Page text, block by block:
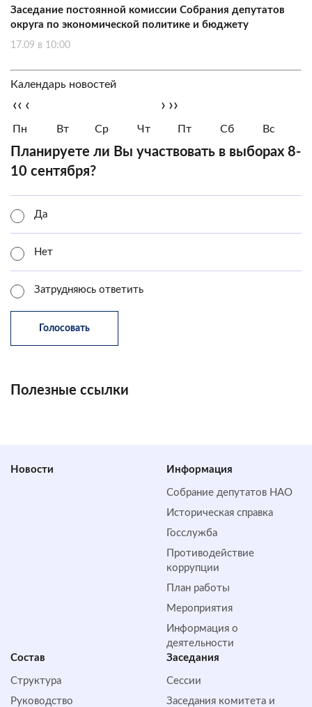
Заседание постоянной комиссии Собрания депутатов
округа по экономической политике и бюджету
17.09 в 10:00
Календарь новостей
‹‹ ‹ › ››
Пн Вт Ср Чт Пт Сб Вс
Планируете ли Вы участвовать в выборах 8-
10 сентября?
Да
Нет
Затрудняюсь ответить
Полезные ссылки
Новости Информация
Собрание депутатов НАО
Историческая справка
Госслужба
Противодействие
коррупции
План работы
Мероприятия
Информация о
деятельности
Состав
Структура
Руководство
Заседания
Сессии
Заседания комитета и